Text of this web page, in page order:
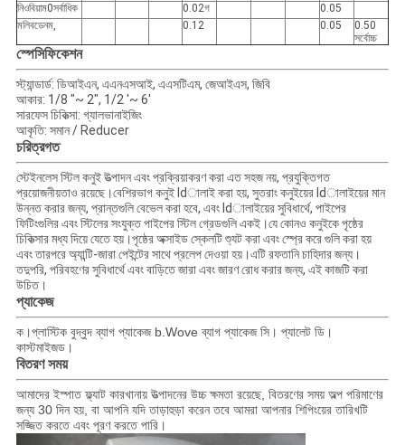
নিওবিয়াম0সর্বাধিক 0.02গ
0.05
মলিবডেনম,
0.12 0.05
0.50
সর্বোচ্চ
স্পেসিফিকেশন
স্ট্যান্ডার্ড: ডিআইএন, এএনএসআই, এএসটিএম, জেআইএস, জিবি
আকার: 1/8 "~ 2", 1/2 '~ 6'
সারফেস চিকিত্সা: গ্যালভানাইজিং
আকৃতি: সমান / Reducer
চরিত্রগত
স্টেইনলেস স্টিল কনুই উত্পাদন এবং প্রক্রিয়াকরণ করা এত সহজ নয়, প্রযুক্তিগত
প্রয়োজনীয়তাও রয়েছে।বেশিরভাগ কনুই ldালাই করা হয়, সুতরাং কনুইয়ের ldালাইয়ের মান
উন্নত করার জন্য, প্রান্তগুলি বেভেল করা হবে, এবং ldালাইয়ের সুবিধার্থে, পাইপের
ফিটিংগুলির এবং স্টিলের সংযুক্ত পাইপের স্টিল গ্রেডগুলি একই।যে কোনও কনুইকে পৃষ্ঠের
চিকিত্সার মধ্য দিয়ে যেতে হয়।পৃষ্ঠের অক্সাইড স্কেলটি শ্যুট করা এবং স্প্রে করে গুলি করা হয়
এবং তারপরে অ্যান্টি-জারা পেইন্টের সাথে প্রলেপ দেওয়া হয়।এটি রফতানি চাহিদার জন্য।
তদুপরি, পরিবহণের সুবিধার্থে এবং বাড়িতে জারা এবং জারণ রোধ করার জন্য, এই কাজটি করা
উচিত।
প্যাকেজ
ক।প্লাস্টিক বুদ্বুদ ব্যাগ প্যাকেজ b.Wove ব্যাগ প্যাকেজ সি। প্যালেট ডি।
কাস্টমাইজড।
বিতরণ সময়
আমাদের ইস্পাত ফ্ল্যাট কারখানায় উত্পাদনের উচ্চ ক্ষমতা রয়েছে, বিতরণের সময় অল্প পরিমাণের
জন্য 30 দিন হয়, বা আপনি যদি তাড়াহুড়া করেন তবে আমরা আপনার শিপিংয়ের তারিখটি
সজ্জিত করতে এবং পূরণ করতে পারি।